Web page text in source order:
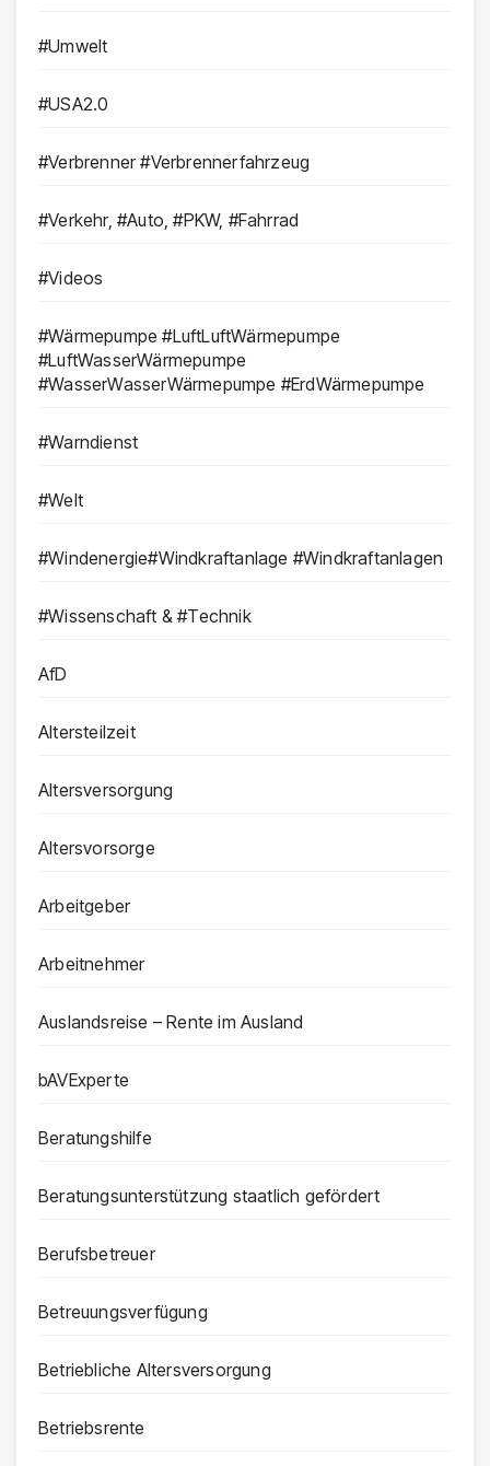
#Umwelt
#USA2.0
#Verbrenner #Verbrennerfahrzeug
#Verkehr, #Auto, #PKW, #Fahrrad
#Videos
#Wärmepumpe #LuftLuftWärmepumpe
#LuftWasserWärmepumpe
#WasserWasserWärmepumpe #ErdWärmepumpe
#Warndienst
#Welt
#Windenergie#Windkraftanlage #Windkraftanlagen
#Wissenschaft & #Technik
AfD
Altersteilzeit
Altersversorgung
Altersvorsorge
Arbeitgeber
Arbeitnehmer
Auslandsreise – Rente im Ausland
bAVExperte
Beratungshilfe
Beratungsunterstützung staatlich gefördert
Berufsbetreuer
Betreuungsverfügung
Betriebliche Altersversorgung
Betriebsrente